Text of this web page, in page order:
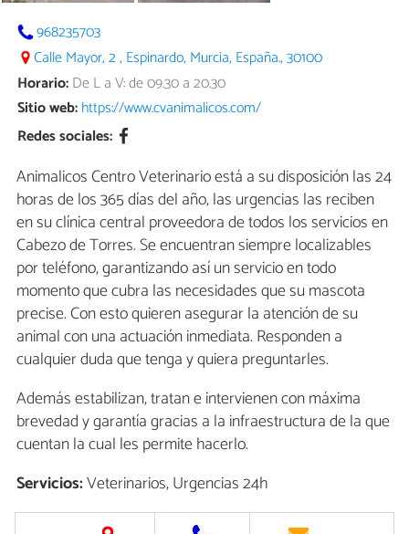
968235703
Calle Mayor, 2 , Espinardo, Murcia, España., 30100
Horario:De L a V: de 09.30 a 20.30
Sitio web:https://www.cvanimalicos.com/
Redes sociales:
Animalicos Centro Veterinario está a su disposición las 24
horas de los 365 días del año, las urgencias las reciben
en su clínica central proveedora de todos los servicios en
Cabezo de Torres. Se encuentran siempre localizables
por teléfono, garantizando así un servicio en todo
momento que cubra las necesidades que su mascota
precise. Con esto quieren asegurar la atención de su
animal con una actuación inmediata. Responden a
cualquier duda que tenga y quiera preguntarles.
Además estabilizan, tratan e intervienen con máxima
brevedad y garantía gracias a la infraestructura de la que
cuentan la cual les permite hacerlo.
Servicios:Veterinarios, Urgencias 24h